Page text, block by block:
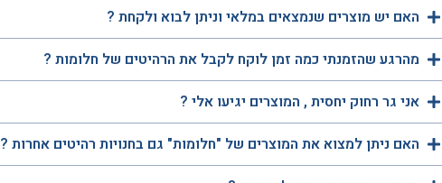
האם יש מוצרים שנמצאים במלאי וניתן לבוא ולקחת ?
מהרגע שהזמנתי כמה זמן לוקח לקבל את הרהיטים של חלומות ?
אני גר רחוק יחסית , המוצרים יגיעו אלי ?
האם ניתן למצוא את המוצרים של "חלומות" גם בחנויות רהיטים אחרות ?